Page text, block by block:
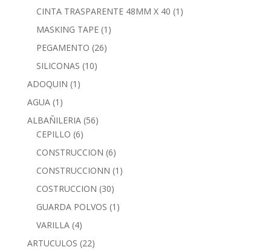
CINTA TRASPARENTE 48MM X 40 (1)
MASKING TAPE (1)
PEGAMENTO (26)
SILICONAS (10)
ADOQUIN (1)
AGUA (1)
ALBAÑILERIA (56)
CEPILLO (6)
CONSTRUCCION (6)
CONSTRUCCIONN (1)
COSTRUCCION (30)
GUARDA POLVOS (1)
VARILLA (4)
ARTUCULOS (22)